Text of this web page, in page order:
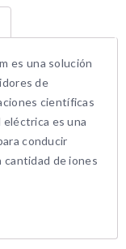
es una solución
de
científicas
es una
conducir
cantidad de iones